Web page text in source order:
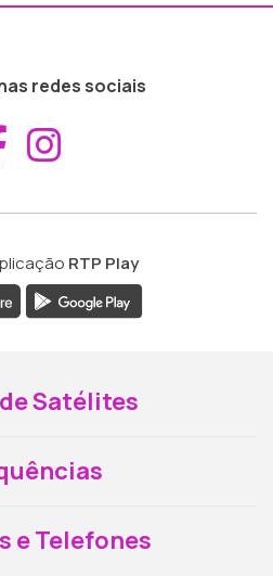
redes sociais
Aceder ao
RTP Play
Satélites
e Telefones